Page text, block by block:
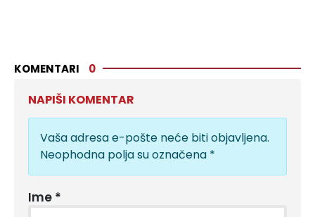
KOMENTARI 0
NAPIŠI KOMENTAR
Vaša adresa e-pošte neće biti objavljena.
Neophodna polja su označena *
Ime *